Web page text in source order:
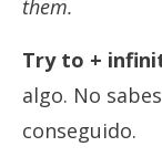
them.
Try to +
algo. No
conseguido.